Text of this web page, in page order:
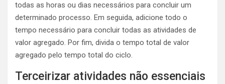
todas as horas ou dias necessários para concluir um
determinado processo. Em seguida, adicione todo o
tempo necessário para concluir todas as atividades de
valor agregado. Por fim, divida o tempo total de valor
agregado pelo tempo total do ciclo.
Terceirizar atividades não essenciais